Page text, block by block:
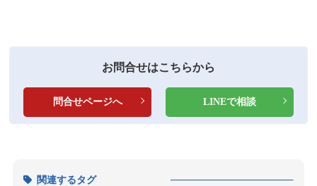
お問合せはこちらから
問合せページへ LINEで相談
関連するタグ